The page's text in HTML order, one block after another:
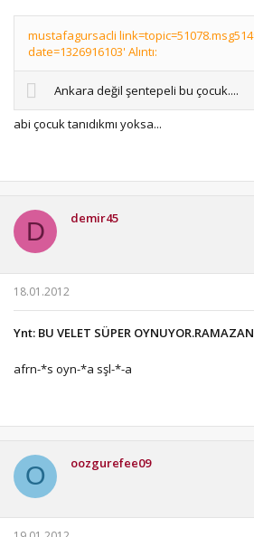
mustafagursacli
date=1326916103' Alıntı:
Ankara değil şentepeli bu çocuk....
abi çocuk tanıdıkmı yoksa...
D demir45
18.01.2012
Ynt: BU VELET SÜPER
afrn-*s oyn-*a sşl-*-a
O oozgurefee09